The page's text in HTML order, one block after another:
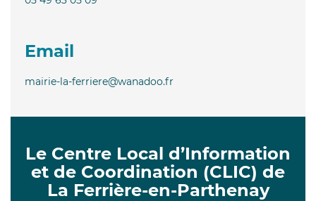
Email
mairie-la-ferriere@wanadoo.fr
Le Centre Local d’Information
et de Coordination (CLIC) de
La Ferrière-en-Parthenay